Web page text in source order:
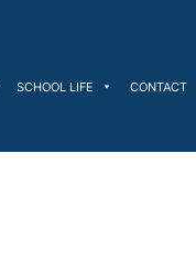
SCHOOL LIFE CONTACT